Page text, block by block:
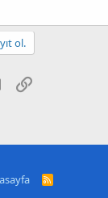
ol.
E-postaLink
R